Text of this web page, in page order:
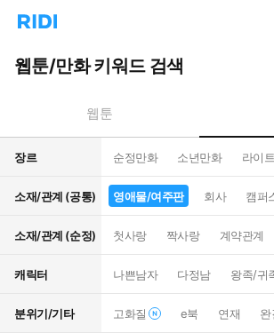
리
홈
으
턴
트
웹툰/만화 키워드 검색
웹툰
장르 순정만화 소년만화 라이
소재/관계 (공통) 영애물/여주판 회사 캠퍼
소재/관계 (순정) 첫사랑 짝사랑 계약관계
캐릭터 나쁜남자 다정남 왕족/귀
분위기/기타 고화질 e북 연재 완